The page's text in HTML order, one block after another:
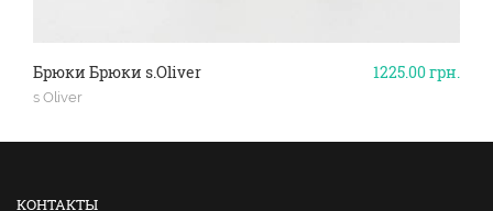
1225.00грн.
Брюки Брюки s.Oliver
s Oliver
КОНТАКТЫ